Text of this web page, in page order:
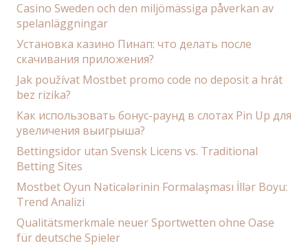
Casino Sweden och den miljömässiga påverkan av
spelanläggningar
Установка казино Пинап: что делать после
скачивания приложения?
Jak používat Mostbet promo code no deposit a hrát
bez rizika?
Как использовать бонус-раунд в слотах Pin Up для
увеличения выигрыша?
Bettingsidor utan Svensk Licens vs. Traditional
Betting Sites
Mostbet Oyun Nəticələrinin Formalaşması İllər Boyu:
Trend Analizi
Qualitätsmerkmale neuer Sportwetten ohne Oase
für deutsche Spieler